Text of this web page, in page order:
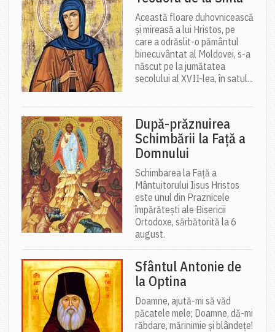
Această floare duhovnicească
și mireasă a lui Hristos, pe
care a odrăslit-o pământul
binecuvântat al Moldovei, s-a
născut pe la jumătatea
secolului al XVII-lea, în satul...
După-prăznuirea
Schimbării la Față a
Domnului
Schimbarea la Față a
Mântuitorului Iisus Hristos
este unul din Praznicele
împărătești ale Bisericii
Ortodoxe, sărbătorită la 6
august.
Sfântul Antonie de
la Optina
Doamne, ajută-mi să văd
păcatele mele; Doamne, dă-mi
răbdare, mărinimie şi blândeţe!